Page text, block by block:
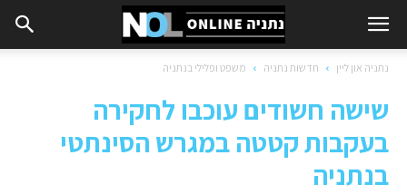
נתניה און ליין חדשות נתניה משפט ופלילי בנתניה
שישה חשודים עוכבו לחקירה
בעקבות קטטה במגרש הסינתטי
בנתניה